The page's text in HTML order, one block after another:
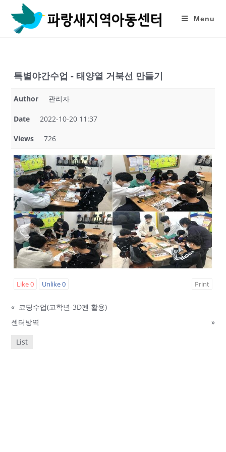
content
Menu
특별야간수업 - 태양열 거북선 만들기
Author 관리자
Date 2022-10-20 11:37
Views 726
Like0 Unlike0 Print
« 코딩수업(고학년-3D펜 활용)
센터방역
»
List